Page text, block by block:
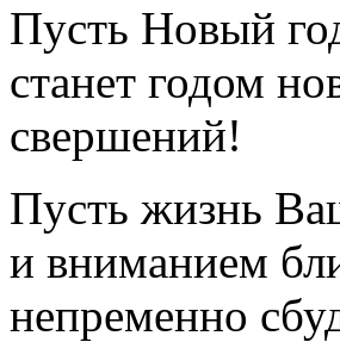
Пусть Новый
станет годом
свершений!
Пусть жизнь
и вниманием
непременно